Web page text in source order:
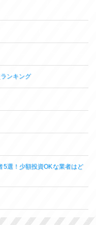
ンキング
5選！少額投資OKな業者はど